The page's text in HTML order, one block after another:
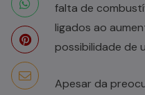
falta de
ligados ao
possibilidade de
Apesar da